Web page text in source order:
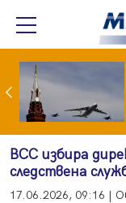
Вече не рушим само Земята: 4-тонен фрагмент на SpaceX удари луната
ВСС избира
следствена
17.06.2026, 09:16 |